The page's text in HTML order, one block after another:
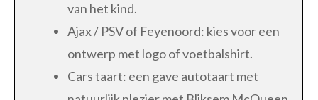
van het kind.
Ajax / PSV of Feyenoord: kies voor een
ontwerp met logo of voetbalshirt.
Cars taart: een gave autotaart met